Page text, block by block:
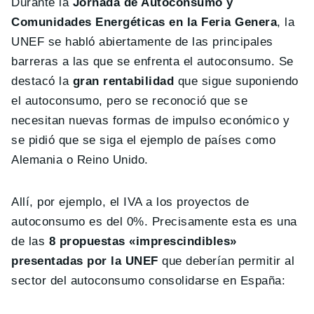
Comunidades Energéticas en la Feria Genera, la
UNEF se habló abiertamente de las principales
barreras a las que se enfrenta el autoconsumo. Se
destacó la gran rentabilidad que sigue suponiendo
el autoconsumo, pero se reconoció que se
necesitan nuevas formas de impulso económico y
se pidió que se siga el ejemplo de países como
Alemania o Reino Unido.
Allí, por ejemplo, el IVA a los proyectos de
autoconsumo es del 0%. Precisamente esta es una
de las 8 propuestas «imprescindibles»
presentadas por la UNEF que deberían permitir al
sector del autoconsumo consolidarse en España: